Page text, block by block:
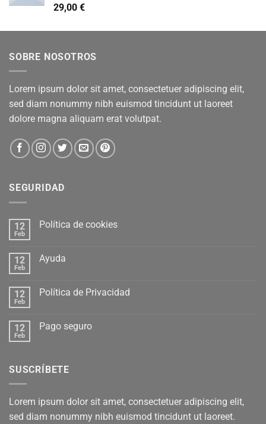
Valorado
con
29,00 €
SOBRE NOSOTROS
Lorem ipsum dolor sit amet, consectetuer adipiscing elit,
sed diam nonummy nibh euismod tincidunt ut laoreet
dolore magna aliquam erat volutpat.
SEGURIDAD
12
Feb
Política de cookies
12
Feb
Ayuda
12
Feb
Política de Privacidad
12
Feb
Pago seguro
SUSCRÍBETE
Lorem ipsum dolor sit amet, consectetuer adipiscing elit,
sed diam nonummy nibh euismod tincidunt ut laoreet.